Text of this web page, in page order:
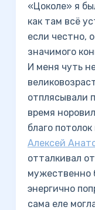
«Цоколе» я
как там всё
если честно,
значимого
И меня чуть
отплясывали
время
благо
Алексей
отталкивал
мужественно
энергично
сама еле